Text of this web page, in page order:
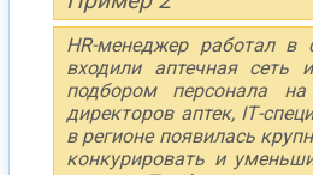
HR-менеджер работал в
входили аптечная
подбором персонала
директоров аптек, IТ-
в регионе появилась
конкурировать и